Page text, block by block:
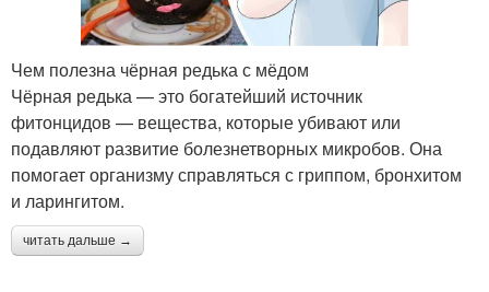
Чем полезна чёрная редька с мёдом
Чёрная редька — это богатейший источник
фитонцидов — вещества, которые убивают или
подавляют развитие болезнетворных микробов. Она
помогает организму справляться с гриппом, бронхитом
и ларингитом.
читать дальше →